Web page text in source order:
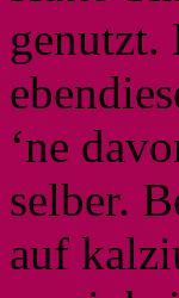
genutzt.
‘ne
selber.
auf